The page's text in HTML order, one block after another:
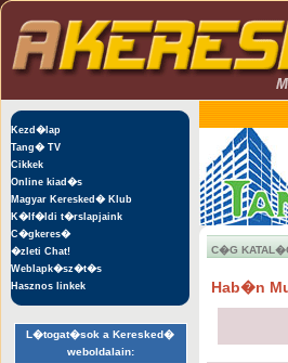
Kezd�lap
Tang� TV
Cikkek
Online kiad�s
Magyar Keresked� Klub
K�lf�ldi t�rslapjaink
C�gkeres�
�zleti Chat!
Weblapk�sz�t�s
Hasznos linkek
L�togat�sok a Keresked�
weboldalain:
C�G
Hab�n